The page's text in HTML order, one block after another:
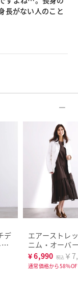
長がない人のこと
デ
エアーストレ
ニム・オーバ
ケット
¥6,990 税込 ￥
通常価格から